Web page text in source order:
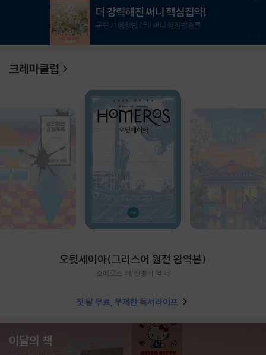
크레마클럽
오뒷세이아(그리스어 원전 완역본)
호메로스 저/천병희 역 저
첫 달 무료, 무제한 독서라이프
이달의 책